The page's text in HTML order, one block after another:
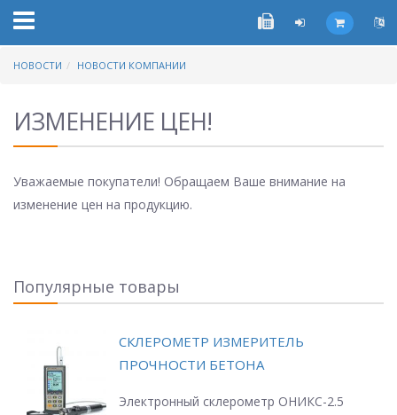
НОВОСТИ НОВОСТИ КОМПАНИИ
ИЗМЕНЕНИЕ ЦЕН!
Уважаемые покупатели! Обращаем Ваше внимание на
изменение цен на продукцию.
Популярные товары
СКЛЕРОМЕТР ИЗМЕРИТЕЛЬ
ПРОЧНОСТИ БЕТОНА
Электронный склерометр ОНИКС-2.5